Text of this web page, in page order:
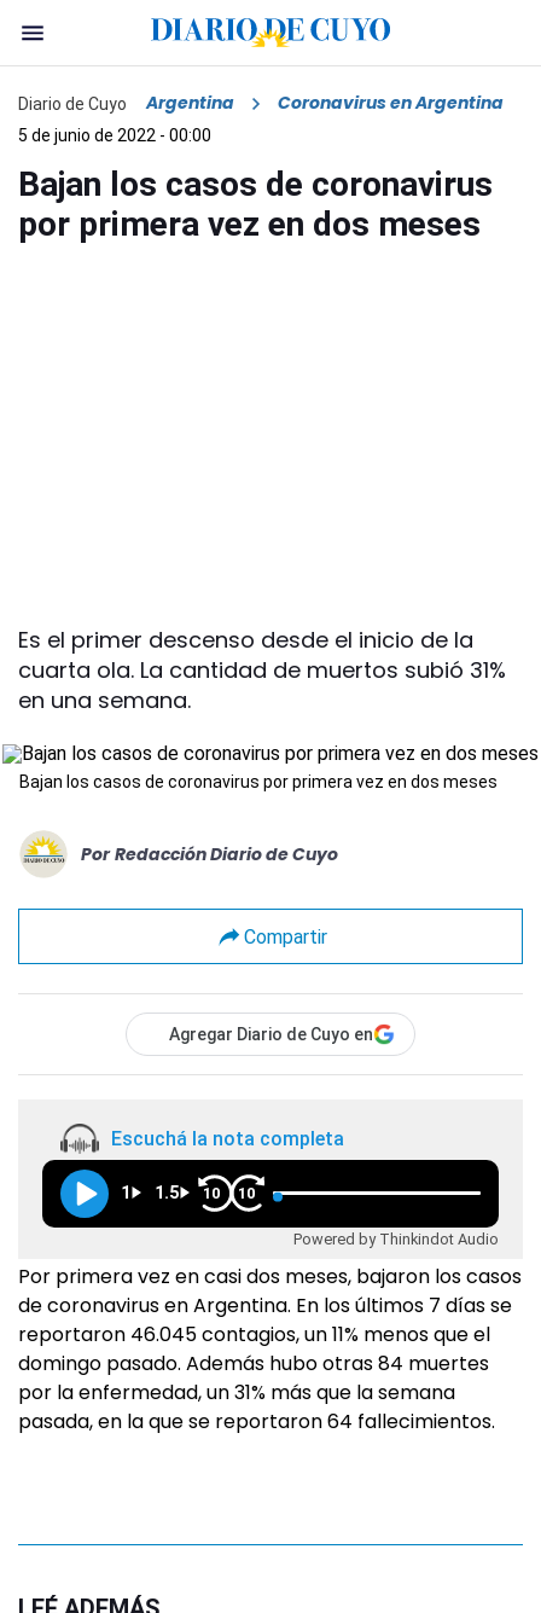
Diario de Cuyo Argentina Coronavirus en Argentina
5 de junio de 2022 - 00:00
Bajan los casos de coronavirus
por primera vez en dos meses
Es el primer descenso desde el inicio de la
cuarta ola. La cantidad de muertos subió 31%
en una semana.
Bajan los casos de coronavirus por primera vez en dos meses
Por Redacción Diario de Cuyo
Compartir
Agregar Diario de Cuyo en
Escuchá la nota completa
1 1.5 10 10
Powered by Thinkindot Audio
Por primera vez en casi dos meses, bajaron los casos
de coronavirus en Argentina. En los últimos 7 días se
reportaron 46.045 contagios, un 11% menos que el
domingo pasado. Además hubo otras 84 muertes
por la enfermedad, un 31% más que la semana
pasada, en la que se reportaron 64 fallecimientos.